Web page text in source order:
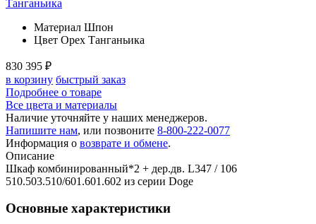
Материал Шпон
Цвет Орех Танганьика
830 395 ₽
в корзину быстрый заказ
Подробнее о товаре
Все цвета и материалы
Наличие уточняйте у наших менеджеров.
Напишите нам, или позвоните 8-800-222-0077
Информация о возврате и обмене.
Описание
Шкаф комбинированный*2 + дер.дв. L347 / 106
510.503.510/601.601.602 из серии Doge
Основные характеристики